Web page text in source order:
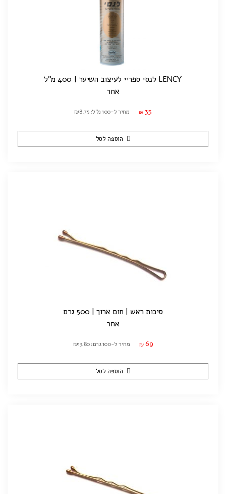
LENCY לנסי ספריי לעיצוב השיער | 400 מ"ל
אחר
₪ 35 מחיר ל-100 מ"ל: ₪8.75
הוספה לסל
סיכות ראש | חום ארוך | 500 גרם
אחר
₪ 69 מחיר ל-100 גרם: ₪13.80
הוספה לסל